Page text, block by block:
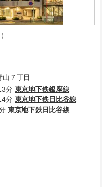
山７丁目
分 東京地下鉄銀座線
分 東京地下鉄日比谷線
東京地下鉄日比谷線